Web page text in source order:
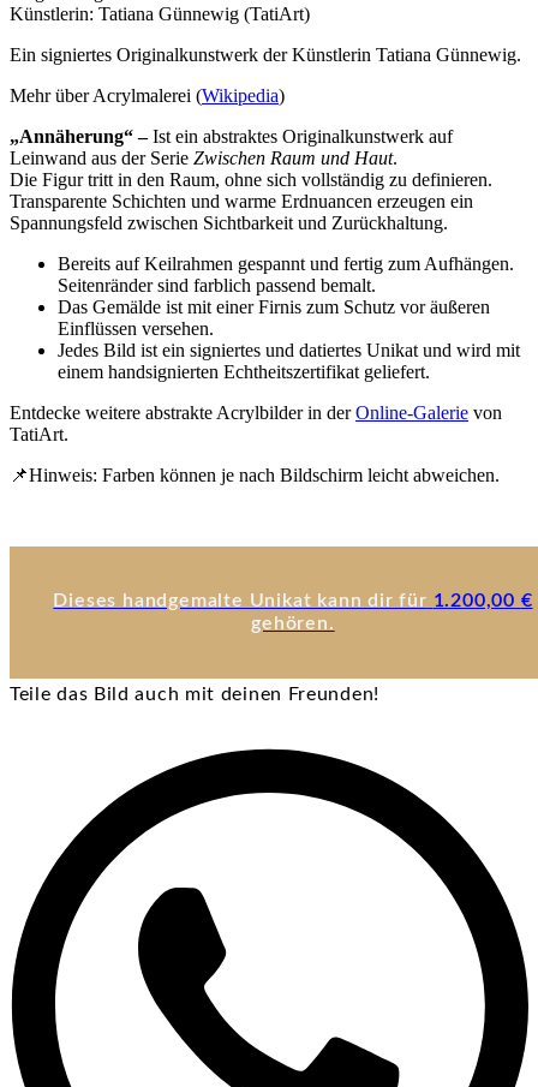
Künstlerin: Tatiana Günnewig (TatiArt)
Ein signiertes Originalkunstwerk der Künstlerin Tatiana Günnewig.
Mehr über Acrylmalerei (Wikipedia)
„Annäherung“ –Ist ein abstraktes Originalkunstwerk auf
Leinwand aus der Serie Zwischen Raum und Haut.
Die Figur tritt in den Raum, ohne sich vollständig zu definieren.
Transparente Schichten und warme Erdnuancen erzeugen ein
Spannungsfeld zwischen Sichtbarkeit und Zurückhaltung.
Bereits auf Keilrahmen gespannt und fertig zum Aufhängen.
Seitenränder sind farblich passend bemalt.
Das Gemälde ist mit einer Firnis zum Schutz vor äußeren
Einflüssen versehen.
Jedes Bild ist ein signiertes und datiertes Unikat und wird mit
einem handsignierten Echtheitszertifikat geliefert.
Entdecke weitere abstrakte Acrylbilder in derOnline-Galerie von
TatiArt.
📌Hinweis: Farben können je nach Bildschirm leicht abweichen.
Dieses handgemalte Unikat kann dir für 1.200,00 €
gehören.
Teile das Bild auch mit deinen Freunden!